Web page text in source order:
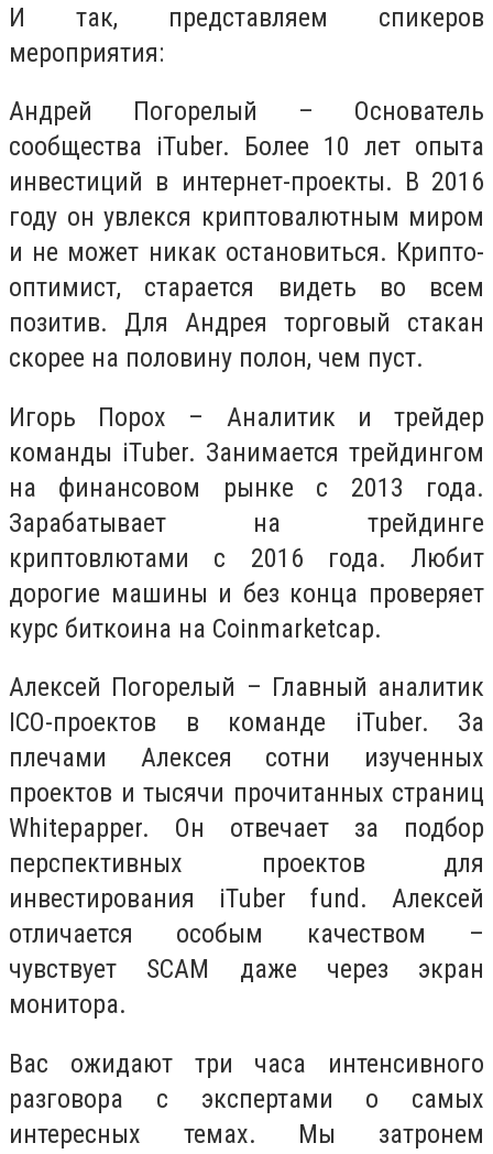
И так, представляем спикеров
мероприятия:
Андрей Погорелый – Основатель
сообщества iTuber. Более 10 лет опыта
инвестиций в интернет-проекты. В 2016
году он увлекся криптовалютным миром
и не может никак остановиться. Крипто-
оптимист, старается видеть во всем
позитив. Для Андрея торговый стакан
скорее на половину полон, чем пуст.
Игорь Порох – Аналитик и трейдер
команды iTuber. Занимается трейдингом
на финансовом рынке с 2013 года.
Зарабатывает на трейдинге
криптовлютами с 2016 года. Любит
дорогие машины и без конца проверяет
курс биткоина на Coinmarketcap.
Алексей Погорелый – Главный аналитик
ICO-проектов в команде iTuber. За
плечами Алексея сотни изученных
проектов и тысячи прочитанных страниц
Whitepapper. Он отвечает за подбор
перспективных проектов для
инвестирования iTuber fund. Алексей
отличается особым качеством –
чувствует SCAM даже через экран
монитора.
Вас ожидают три часа интенсивного
разговора с экспертами о самых
интересных темах. Мы затронем